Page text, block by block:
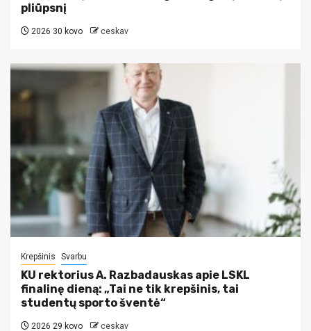
pliūpsnį
2026 30 kovo ceskav
Krepšinis Svarbu
KU rektorius A. Razbadauskas apie LSKL
finalinę dieną: „Tai ne tik krepšinis, tai
studentų sporto šventė“
2026 29 kovo ceskav